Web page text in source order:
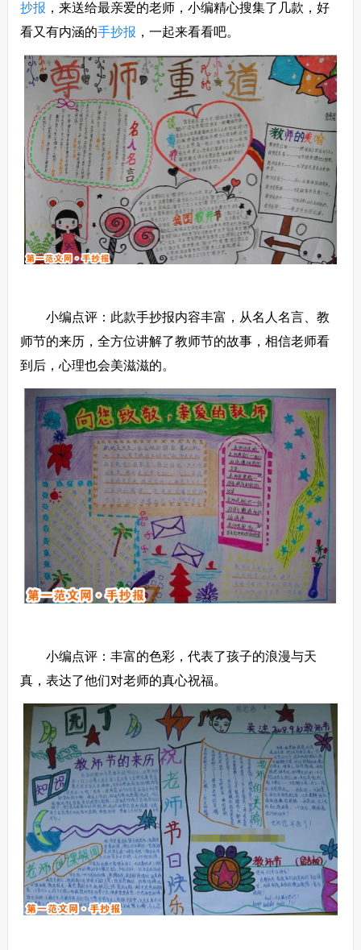
抄报 ，来送给最亲爱的老师，小编精心搜集了几款，好
看又有内涵的手抄报 ，一起来看看吧。
小编点评：此款手抄报内容丰富，从名人名言、教
师节的来历，全方位讲解了教师节的故事，相信老师看
到后，心理也会美滋滋的。
小编点评：丰富的色彩，代表了孩子的浪漫与天
真，表达了他们对老师的真心祝福。